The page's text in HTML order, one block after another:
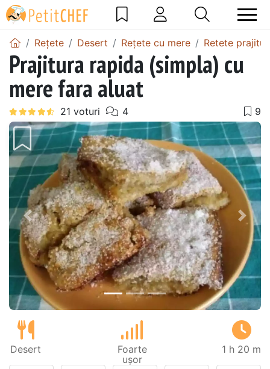
Rețete Desert Rețete cu mere Retete
Prajitura rapida (simpla) cu
mere fara aluat
Precedentul
Desert
Foarte
ușor
1 h 20 m